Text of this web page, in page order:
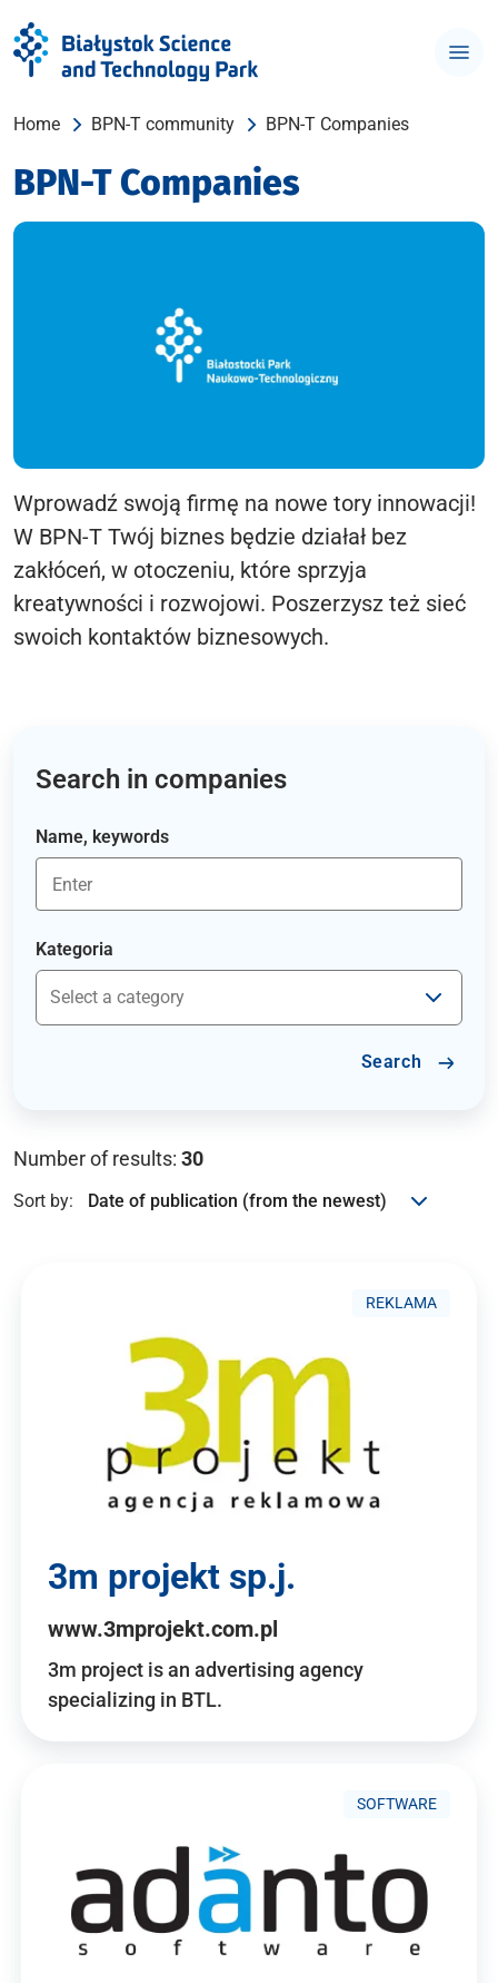
Home BPN-T community BPN-T Companies
BPN-T Companies
Wprowadź swoją firmę na nowe tory innowacji!
W BPN-T Twój biznes będzie działał bez
zakłóceń, w otoczeniu, które sprzyja
kreatywności i rozwojowi. Poszerzysz też sieć
swoich kontaktów biznesowych.
Search in companies
Name, keywords
Kategoria
Search
Number of results: 30
Sort by:
REKLAMA
3m projekt sp.j.
www.3mprojekt.com.pl
3m project is an advertising agency
specializing in BTL.
SOFTWARE